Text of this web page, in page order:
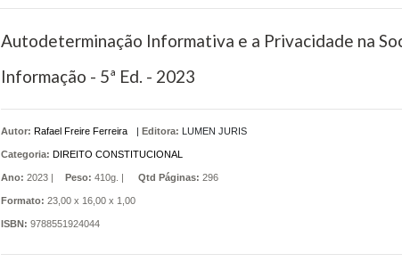
Autodeterminação Informativa e a Privacidade na
Informação - 5ª Ed. - 2023
Autor: Rafael Freire Ferreira | Editora: LUMEN JURIS
Categoria: DIREITO CONSTITUCIONAL
Ano: 2023 | Peso: 410g. | Qtd Páginas: 296
Formato: 23,00 x 16,00 x 1,00
ISBN: 9788551924044